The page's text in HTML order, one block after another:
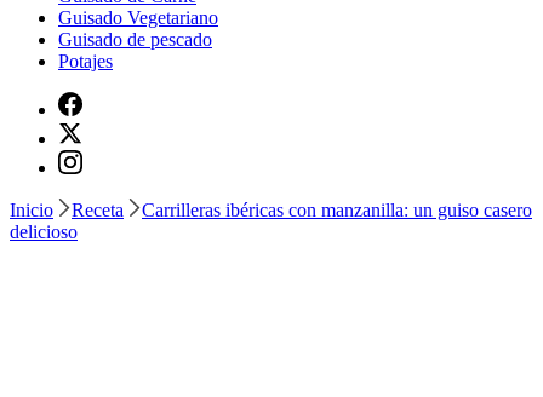
Guisado Vegetariano
Guisado de pescado
Potajes
Inicio Receta
Carrilleras ibéricas con manzanilla: un guiso casero
delicioso